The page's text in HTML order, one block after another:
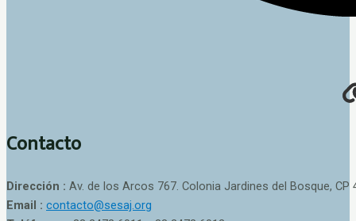
Contacto
Dirección : Av. de los Arcos 767. Colonia Jardines del Bosque, CP
Email : contacto@sesaj.org